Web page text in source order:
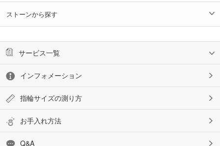
ストーンから探す
サービス一覧
インフォメーション
指輪サイズの測り方
お手入れ方法
Q&A